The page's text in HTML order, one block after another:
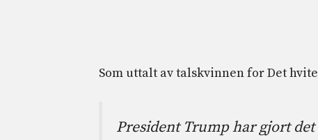
Som uttalt av talskvinnen for Det
President Trump har gjort